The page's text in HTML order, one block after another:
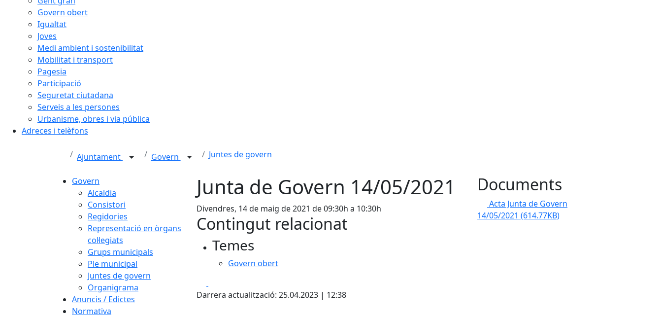
Govern obert
Igualtat
Joves
Medi ambient i sostenibilitat
Mobilitat i transport
Pagesia
Participació
Seguretat ciutadana
Serveis a les persones
Urbanisme, obres i via pública
Adreces i telèfons
Ajuntament Govern Juntes de govern
Govern
Alcaldia
Consistori
Regidories
Representació en òrgans
col·legiats
Grups municipals
Ple municipal
Juntes de govern
Organigrama
Anuncis / Edictes
Normativa
Junta de Govern 14/05/2021
Divendres, 14 de maig de 2021 de 09:30h a 10:30h
Contingut relacionat
Temes
Govern obert
Darrera actualització: 25.04.2023 | 12:38
Documents
Acta Junta de Govern
14/05/2021 (614.77KB)